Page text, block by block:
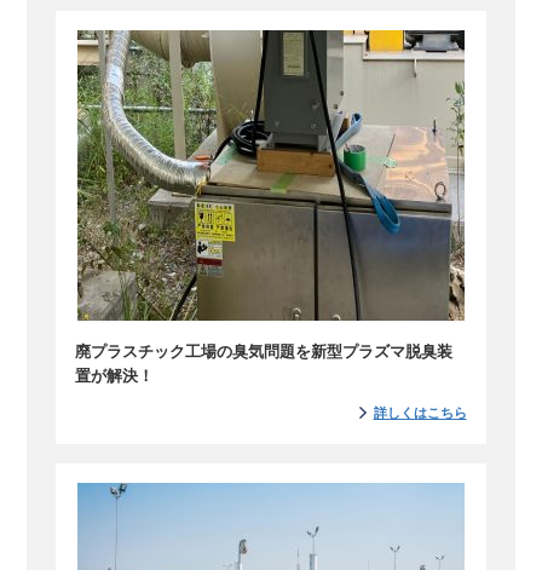
廃プラスチック工場の臭気問題を新型プラズマ脱臭装
置が解決！
詳しくはこちら